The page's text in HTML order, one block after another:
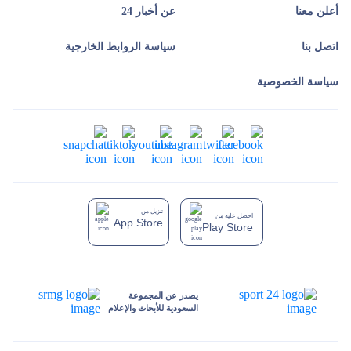
يصدر عن المجموعة
السعودية للأبحاث والإعلام
أعلن معنا عن أخبار 24
اتصل بنا سياسة الروابط الخارجية
سياسة الخصوصية
تنزيل من
App Store
احصل عليه من
Play Store